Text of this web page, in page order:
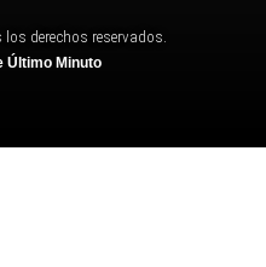
derechos reservados.
Último Minuto